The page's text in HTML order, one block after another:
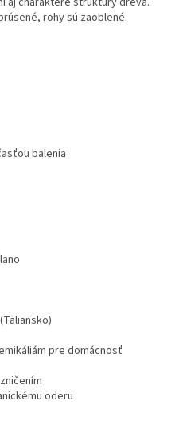
rohy sú zaoblené.
balenia
pre domácnosť
oderu